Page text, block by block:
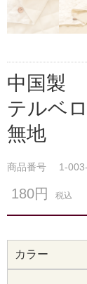
中国製
テルベ
無地
商品番号 1-
180円 税込
カラー